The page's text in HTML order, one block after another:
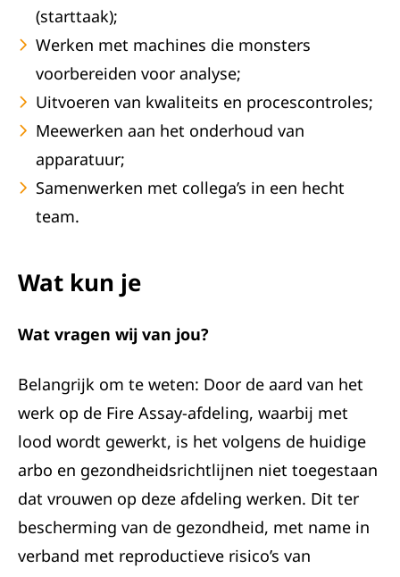
(starttaak);
Werken met machines die monsters
voorbereiden voor analyse;
Uitvoeren van kwaliteits en procescontroles;
Meewerken aan het onderhoud van
apparatuur;
Samenwerken met collega’s in een hecht
team.
Wat kun je
Wat vragen wij van jou?
Belangrijk om te weten: Door de aard van het
werk op de Fire Assay-afdeling, waarbij met
lood wordt gewerkt, is het volgens de huidige
arbo en gezondheidsrichtlijnen niet toegestaan
dat vrouwen op deze afdeling werken. Dit ter
bescherming van de gezondheid, met name in
verband met reproductieve risico’s van